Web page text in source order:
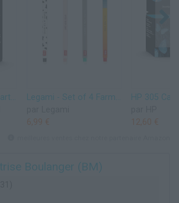
Boulanger (BM)